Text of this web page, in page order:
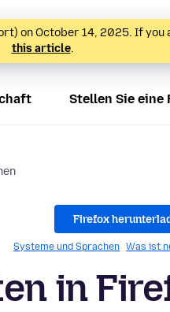
on October 14, 2025. If you
this article.
Stellen Sie eine
Firefox
Systeme und Sprachen Was ist
in